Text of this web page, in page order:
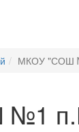
МКОУ "СОШ